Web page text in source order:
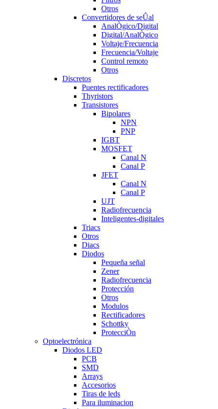
Otros
Convertidores de seÛal
AnalÒgico/Digital
Digital/AnalÒgico
Voltaje/Frecuencia
Frecuencia/Voltaje
Control remoto
Otros
Discretos
Puentes rectificadores
Thyristors
Transistores
Bipolares
NPN
PNP
IGBT
MOSFET
Canal N
Canal P
JFET
Canal N
Canal P
UJT
Radiofrecuencia
Inteligentes-digitales
Triacs
Otros
Diacs
Diodos
Pequeña señal
Zener
Radiofrecuencia
Protección
Otros
Modulos
Rectificadores
Schottky
ProtecciÒn
Optoelectrónica
Diodos LED
PCB
SMD
Arrays
Accesorios
Tiras de leds
Para iluminacion